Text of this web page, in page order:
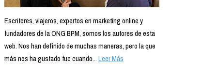
Escritores, viajeros, expertos en marketing online y
fundadores de la ONG BPM, somos los autores de esta
web. Nos han definido de muchas maneras, pero la que
más nos ha gustado fue cuando...Leer Más